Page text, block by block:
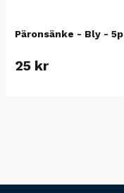
Päronsänke - Bly - 5p
25 kr